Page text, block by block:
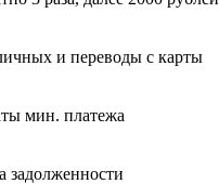
и переводы с карты
мин. платежа